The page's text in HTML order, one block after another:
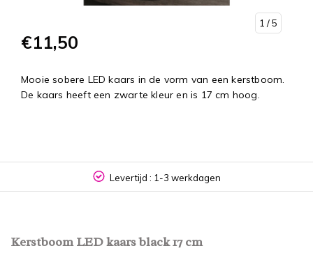
1 / 5
€11,50
Mooie sobere LED kaars in de vorm van een kerstboom.
De kaars heeft een zwarte kleur en is 17 cm hoog.
Levertijd : 1-3 werkdagen
Kerstboom LED kaars black 17 cm